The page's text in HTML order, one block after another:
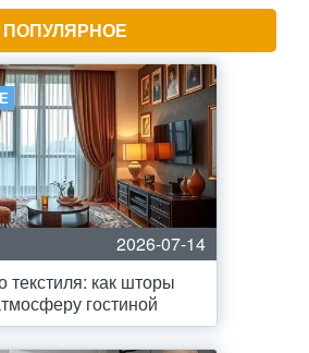
ПОПУЛЯРНОЕ
2026-07-14
текстиля: как шторы
гостиной